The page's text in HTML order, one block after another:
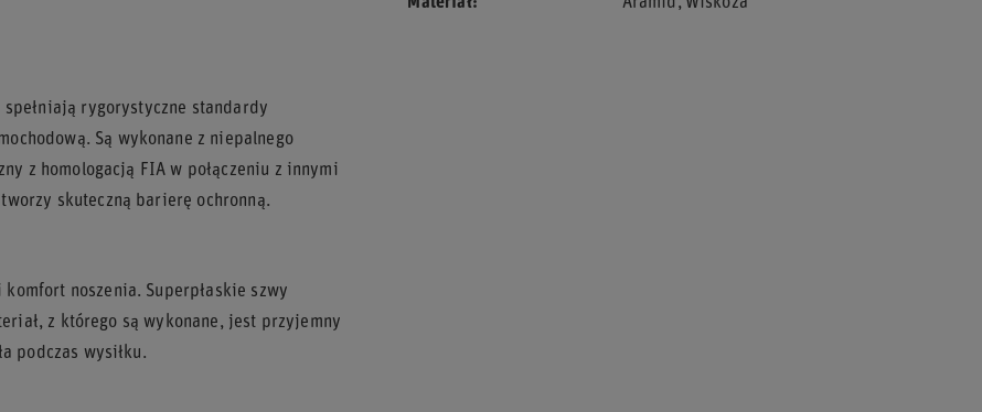
rygorystyczne standardy
Są wykonane z niepalnego
z homologacją FIA w połączeniu z innymi
skuteczną barierę ochronną.
noszenia. Superpłaskie szwy
z którego są wykonane, jest przyjemny
podczas wysiłku.